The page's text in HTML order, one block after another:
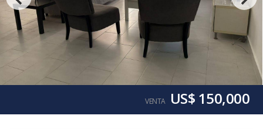
VENTA US$ 150,000